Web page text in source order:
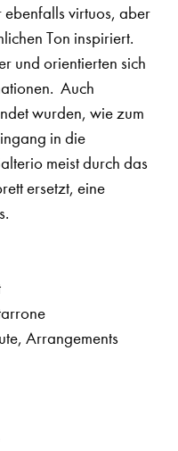
virtuos, aber
Ton inspiriert.
und orientierten sich
Auch
wurden, wie zum
in die
meist durch das
ersetzt, eine
Arrangements